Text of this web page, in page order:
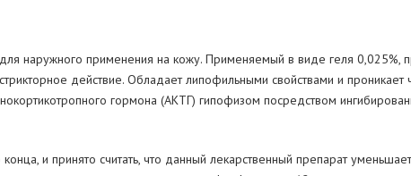
наружного применения на кожу. Применяемый в виде геля 0,025%,
действие. Обладает липофильными свойствами и проникает
гормона (АКТГ) гипофизом посредством
и принято считать, что данный лекарственный препарат уменьшает